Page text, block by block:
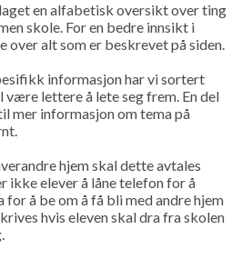
en alfabetisk oversikt over ting
skole. For en bedre innsikt i
over alt som er beskrevet på siden.
informasjon har vi sortert
lettere å lete seg frem. En del
mer informasjon om tema på
hjem skal dette avtales
ikke elever å låne telefon for å
for å be om å få bli med andre hjem
hvis eleven skal dra fra skolen